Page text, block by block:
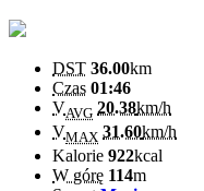
DST 36.00km
Czas 01:46
VAVG 20.38km/h
VMAX 31.60km/h
Kalorie 922kcal
W górę 114m